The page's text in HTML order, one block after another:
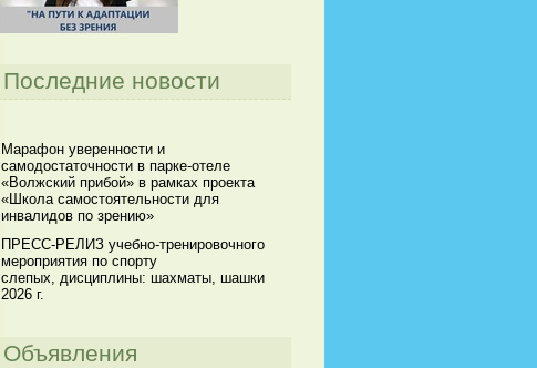
Последние новости
Марафон уверенности и
самодостаточности в парке-отеле
«Волжский прибой» в рамках проекта
«Школа самостоятельности для
инвалидов по зрению»
ПРЕСС-РЕЛИЗ учебно-тренировочного
мероприятия по спорту
слепых, дисциплины: шахматы, шашки
2026 г.
Объявления